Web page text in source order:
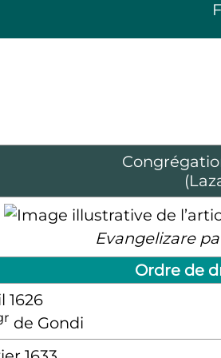
Evangelizare
Ordre de
1626
de Gondi